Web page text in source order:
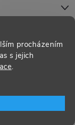
procházením
s jejich
.